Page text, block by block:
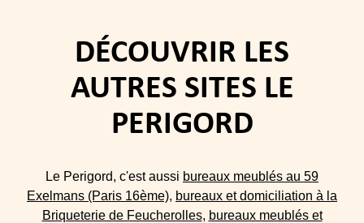
DÉCOUVRIR LES
AUTRES SITES LE
PERIGORD
Le Perigord, c'est aussi bureaux meublés au 59
Exelmans (Paris 16ème), bureaux et domiciliation à la
Briqueterie de Feucherolles, bureaux meublés et